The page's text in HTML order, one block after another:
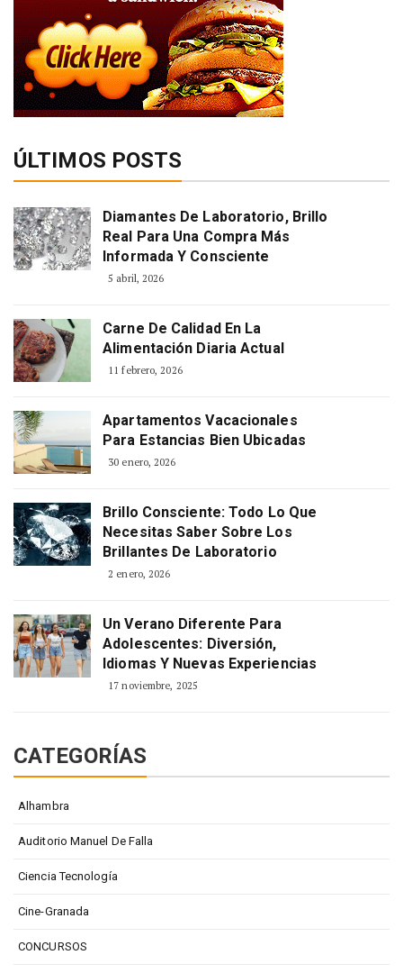
ÚLTIMOS POSTS
Diamantes De Laboratorio, Brillo
Real Para Una Compra Más
Informada Y Consciente
5 abril, 2026
Carne De Calidad En La
Alimentación Diaria Actual
11 febrero, 2026
Apartamentos Vacacionales
Para Estancias Bien Ubicadas
30 enero, 2026
Brillo Consciente: Todo Lo Que
Necesitas Saber Sobre Los
Brillantes De Laboratorio
2 enero, 2026
Un Verano Diferente Para
Adolescentes: Diversión,
Idiomas Y Nuevas Experiencias
17 noviembre, 2025
CATEGORÍAS
Alhambra
Auditorio Manuel De Falla
Ciencia Tecnología
Cine-Granada
CONCURSOS